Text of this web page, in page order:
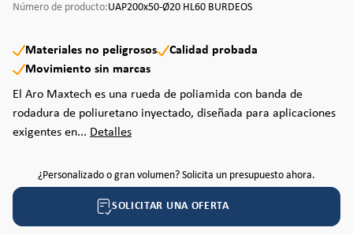
Número de producto:UAP200x50-Ø20 HL60 BURDEOS
Materiales no peligrosos
Calidad probada
Movimiento sin marcas
El Aro Maxtech es una rueda de poliamida con banda de
rodadura de poliuretano inyectado, diseñada para aplicaciones
exigentes en... Detalles
¿Personalizado o gran volumen? Solicita un presupuesto ahora.
SOLICITAR UNA OFERTA